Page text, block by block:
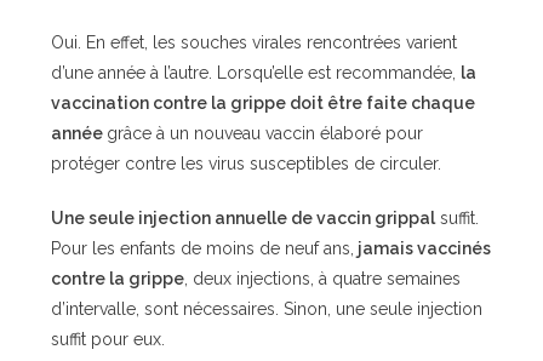
Oui. En effet, les souches virales rencontrées varient
d’une année à l’autre. Lorsqu’elle est recommandée, la
vaccination contre la grippe doit être faite chaque
année grâce à un nouveau vaccin élaboré pour
protéger contre les virus susceptibles de circuler.
Une seule injection annuelle de vaccin grippalsuffit.
Pour les enfants de moins de neuf ans, jamais vaccinés
contre la grippe, deux injections, à quatre semaines
d’intervalle, sont nécessaires. Sinon, une seule injection
suffit pour eux.